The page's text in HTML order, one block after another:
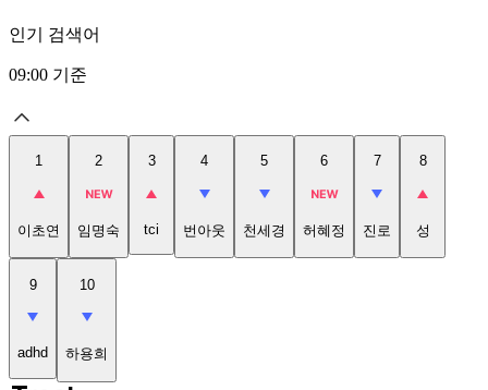
인기 검색어
09:00 기준
1
이초연
2
임명숙
3
tci
4
번아웃
5
천세경
6
허혜정
7
진로
8
성
9
adhd
10
하용희